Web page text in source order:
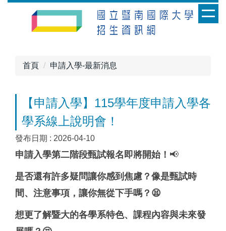
首頁 申請入學-最新消息
【申請入學】115學年度申請入學各
學系線上說明會！
發布日期 : 2026-04-10
申請入學第二階段甄試報名即將開始！ 📢
是否還有許多疑問讓你感到焦慮？像是甄試時
間、注意事項，讓你無從下手嗎 ？ 😫
想更了解暨大的各學系特色、課程內容與未來發